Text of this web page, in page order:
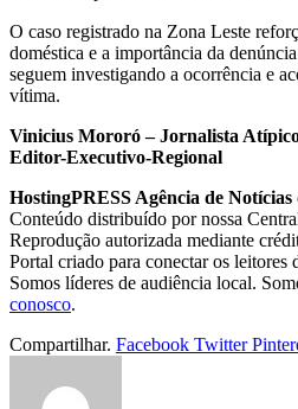
O caso registrado na Zona Leste
doméstica e a importância da
seguem investigando a ocorrência e
vítima.
Vinicius Mororó – Jornalista
Editor-Executivo-Regional
HostingPRESS Agência de Notícias
Conteúdo distribuído por nossa
Reprodução autorizada mediante
Portal criado para conectar os leitores
Somos líderes de audiência local.
conosco.
Compartilhar. Facebook Twitter